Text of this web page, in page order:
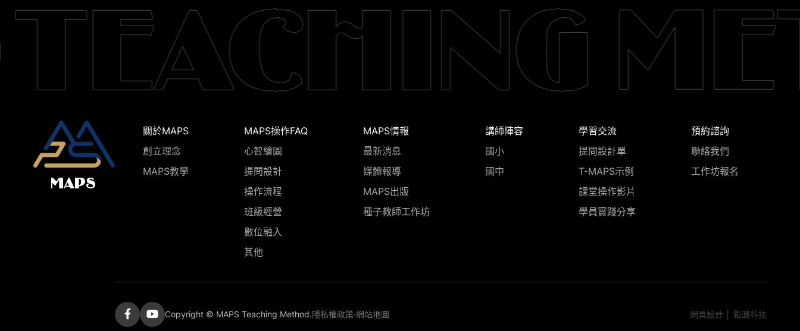
關於MAPS
創立理念
MAPS教學
MAPS操作FAQ
心智繪圖
提問設計
操作流程
班級經營
數位融入
其他
MAPS情報
最新消息
媒體報導
MAPS出版
種子教師工作坊
講師陣容
國小
國中
學習交流
提問設計單
T-MAPS示例
課堂操作影片
學員實踐分享
預約諮詢
聯絡我們
工作坊報名
Copyright © MAPS Teaching Method.隱私權政策‧網站地圖 網頁設計 │ 鉅潞科技